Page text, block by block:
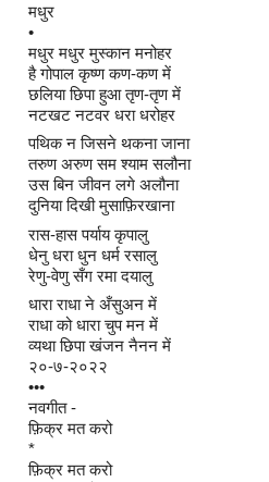
मधुर
•
मधुर मधुर मुस्कान मनोहर
है गोपाल कृष्ण कण-कण में
छलिया छिपा हुआ तृण-तृण में
नटखट नटवर धरा धरोहर
पथिक न जिसने थकना जाना
तरुण अरुण सम श्याम सलौना
उस बिन जीवन लगे अलौना
दुनिया दिखी मुसाफ़िरखाना
रास-हास पर्याय कृपालु
धेनु धरा धुन धर्म रसालु
रेणु-वेणु सँग रमा दयालु
धारा राधा ने अँसुअन में
राधा को धारा चुप मन में
व्यथा छिपा खंजन नैनन में
२०-७-२०२२
•••
नवगीत -
फ़िक्र मत करो
*
फ़िक्र मत करो